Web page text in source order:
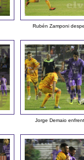
Rubén Zamponi
Jorge Demaio